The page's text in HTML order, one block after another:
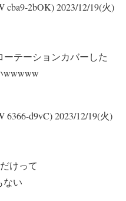
cba9-2bOK)2023/12/19(火)
テーションカバーした
wwwww
6366-d9vC)2023/12/19(火)
けって
ない